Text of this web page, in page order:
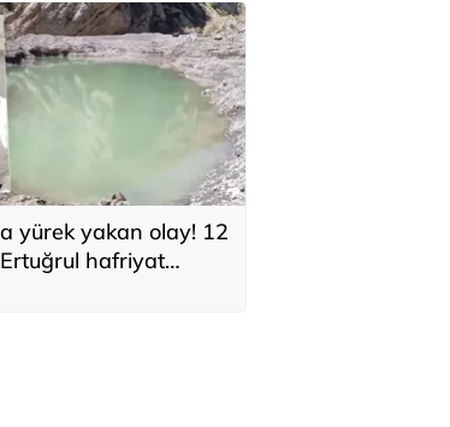
yürek yakan olay! 12
hafriyat